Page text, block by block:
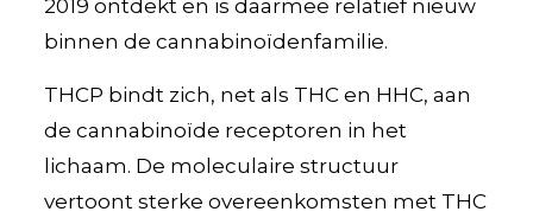
2019 ontdekt en is daarmee relatief nieuw
binnen de cannabinoïdenfamilie.
THCP bindt zich, net als THC en HHC, aan
de cannabinoïde receptoren in het
lichaam. De moleculaire structuur
vertoont sterke overeenkomsten met THC